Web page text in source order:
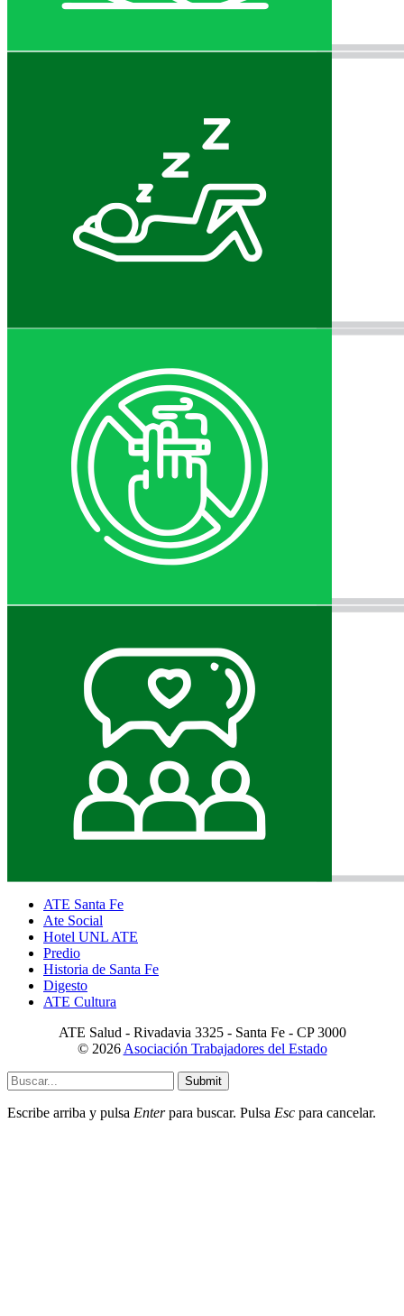
ATE Santa Fe
Ate Social
Hotel UNL ATE
Predio
Historia de Santa Fe
Digesto
ATE Cultura
ATE Salud - Rivadavia 3325 - Santa Fe - CP 3000
© 2026Asociación Trabajadores del Estado
Submit
Escribe arriba y pulsa Enterpara buscar. Pulsa Esc para cancelar.